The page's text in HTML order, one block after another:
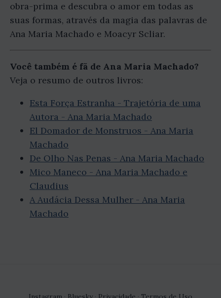
obra-prima e descubra o amor em todas as
suas formas, através da magia das palavras de
Ana Maria Machado e Moacyr Scliar.
Você também é fã de Ana Maria Machado?
Veja o resumo de outros livros:
Esta Força Estranha - Trajetória de uma
Autora - Ana Maria Machado
El Domador de Monstruos - Ana Maria
Machado
De Olho Nas Penas - Ana Maria Machado
Mico Maneco - Ana Maria Machado e
Claudius
A Audácia Dessa Mulher - Ana Maria
Machado